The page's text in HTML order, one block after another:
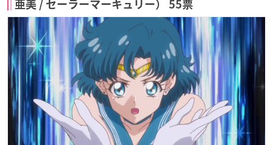
亜美 / セーラーマーキュリー） 55票